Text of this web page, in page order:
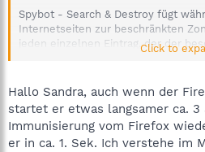
Spybot - Search & Destroy fügt
Internetseiten zur beschränkten
jeden einzelnen Eintrag, der der
wird, sodass dieser Prozess die
gelöst wird.
Das einzige was Sie im Moment tun
Immunisierung rückgängig zu
Click to
Hallo Sandra, auch wenn der
startet er etwas langsamer ca. 3
Immunisierung vom Firefox
er in ca. 1. Sek. Ich verstehe im